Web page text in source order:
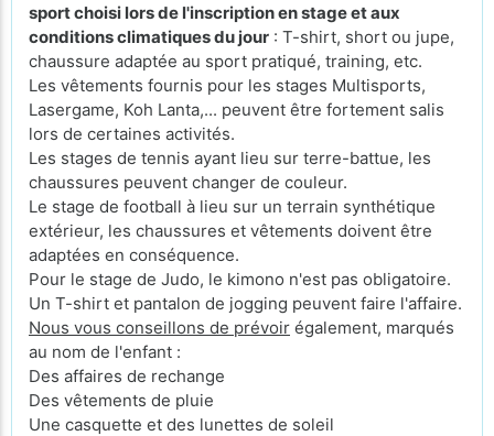
sport choisi lors de l'inscription en stage et aux
conditions climatiques du jour : T-shirt, short ou jupe,
chaussure adaptée au sport pratiqué, training, etc.
Les vêtements fournis pour les stages Multisports,
Lasergame, Koh Lanta,... peuvent être fortement salis
lors de certaines activités.
Les stages de tennis ayant lieu sur terre-battue, les
chaussures peuvent changer de couleur.
Le stage de football à lieu sur un terrain synthétique
extérieur, les chaussures et vêtements doivent être
adaptées en conséquence.
Pour le stage de Judo, le kimono n'est pas obligatoire.
Un T-shirt et pantalon de jogging peuvent faire l'affaire.
Nous vous conseillons de prévoir également, marqués
au nom de l'enfant :
Des affaires de rechange
Des vêtements de pluie
Une casquette et des lunettes de soleil